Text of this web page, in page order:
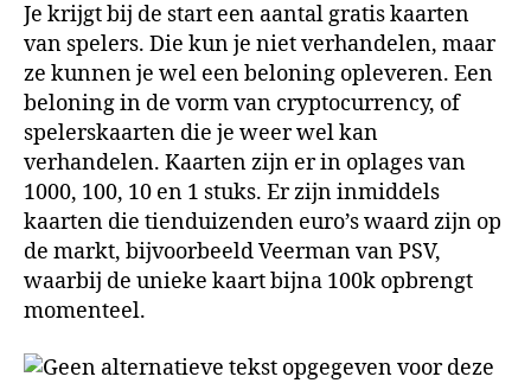
Je krijgt bij de start een aantal gratis kaarten
van spelers. Die kun je niet verhandelen, maar
ze kunnen je wel een beloning opleveren. Een
beloning in de vorm van cryptocurrency, of
spelerskaarten die je weer wel kan
verhandelen. Kaarten zijn er in oplages van
1000, 100, 10 en 1 stuks. Er zijn inmiddels
kaarten die tienduizenden euro’s waard zijn op
de markt, bijvoorbeeld Veerman van PSV,
waarbij de unieke kaart bijna 100k opbrengt
momenteel.